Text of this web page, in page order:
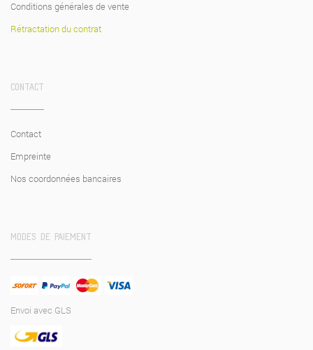
Conditions générales de vente
Rétractation du contrat
CONTACT
Contact
Empreinte
Nos coordonnées bancaires
MODES DE PAIEMENT
Envoi avec GLS